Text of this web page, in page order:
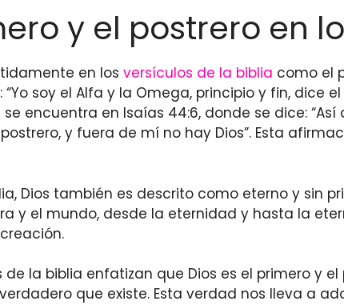
y el postrero en
en los versículos de la biblia como el
“Yo soy el Alfa y la Omega, principio y fin, dice el
encuentra en Isaías 44:6, donde se dice:
y fuera de mí no hay Dios”. Esta
Dios también es descrito como eterno y sin
y el mundo, desde la eternidad y hasta la
de la biblia enfatizan que Dios es el primero y
que existe. Esta verdad nos lleva a